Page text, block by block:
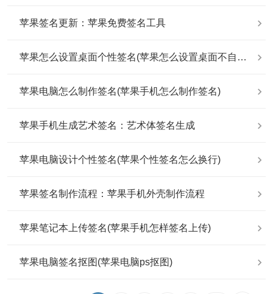
苹果签名更新：苹果免费签名工具
苹果怎么设置桌面个性签名(苹果怎么设置桌面不自动排列)
苹果电脑怎么制作签名(苹果手机怎么制作签名)
苹果手机生成艺术签名：艺术体签名生成
苹果电脑设计个性签名(苹果个性签名怎么换行)
苹果签名制作流程：苹果手机外壳制作流程
苹果笔记本上传签名(苹果手机怎样签名上传)
苹果电脑签名抠图(苹果电脑ps抠图)